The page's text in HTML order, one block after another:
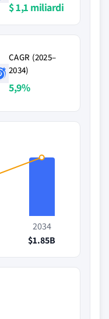
$ 1,1 miliardi
CAGR (2025–
2034)
5,9%
2034
$1.85B